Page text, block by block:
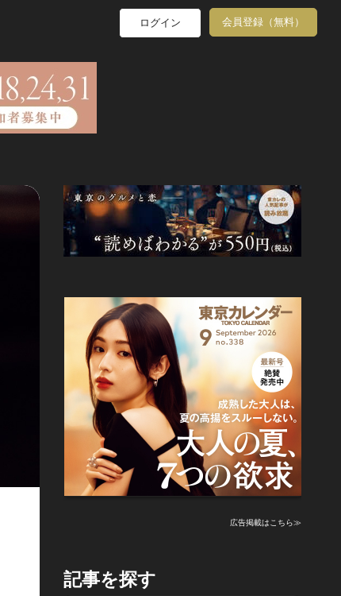
ログイン 会員登録（無料）
広告掲載はこちら≫
記事を探す